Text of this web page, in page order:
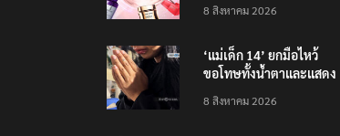
คว้าไลเซนส์ ‘กุชชี่’ 50 ปี
ตลาดไทย
8 สิงหาคม 2026
‘แม่เด็ก 14’ ยกมือไหว้
ขอโทษทั้งน้ำตาและแสดง
เสียชีวิต
8 สิงหาคม 2026